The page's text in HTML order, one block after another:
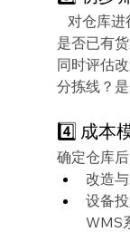
是否已有
同时评估
分拣线？
4️⃣ 成本
确定仓库
改造
设备
WMS